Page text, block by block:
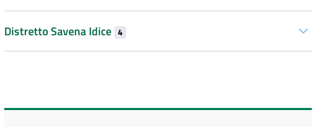
Distretto Savena Idice 4